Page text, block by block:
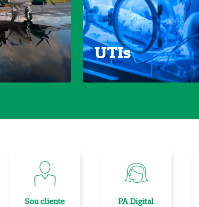
UTIs
Sou cliente PA Digital